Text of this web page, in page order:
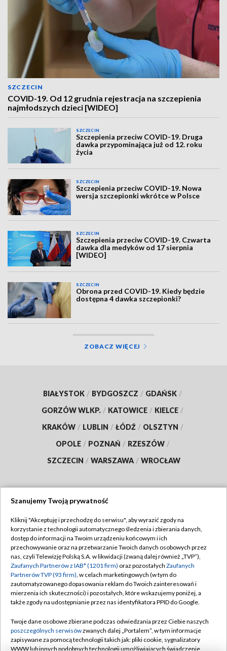
SZCZECIN
COVID-19. Od 12 grudnia rejestracja na szczepienia
najmłodszych dzieci [WIDEO]
SZCZECIN
Szczepienia przeciw COVID-19. Druga
dawka przypominająca już od 12. roku
życia
SZCZECIN
Szczepienia przeciw COVID-19. Nowa
wersja szczepionki wkrótce w Polsce
SZCZECIN
Szczepienia przeciw COVID-19. Czwarta
dawka dla medyków od 17 sierpnia
[WIDEO]
SZCZECIN
Obrona przed COVID-19. Kiedy będzie
dostępna 4 dawka szczepionki?
ZOBACZ WIĘCEJ
BIAŁYSTOK / BYDGOSZCZ / GDAŃSK /
GORZÓW WLKP. / KATOWICE / KIELCE /
KRAKÓW / LUBLIN / ŁÓDŹ / OLSZTYN /
OPOLE / POZNAŃ / RZESZÓW /
SZCZECIN / WARSZAWA / WROCŁAW
TVP
Abonament TVP
Emisja w TVP
Centrum informacji TVP
Naziemna Telewizja Cyfrowa
Rada Programowa
System NOS
Regulamin TVP
Polityka prywatności
Moje zgody
Pomoc
Kontakt
Szanujemy Twoją prywatność
Kliknij "Akceptuję i przechodzę do serwisu", aby wyrazić zgody na
korzystanie z technologii automatycznego śledzenia i zbierania danych,
dostęp do informacji na Twoim urządzeniu końcowym i ich
przechowywanie oraz na przetwarzanie Twoich danych osobowych przez
nas, czyli Telewizję Polską S.A. w likwidacji (zwaną dalej również „TVP”),
Zaufanych Partnerów z IAB* (1201 firm) oraz pozostałych Zaufanych
Partnerów TVP (93 firm), w celach marketingowych (w tym do
zautomatyzowanego dopasowania reklam do Twoich zainteresowań i
mierzenia ich skuteczności) i pozostałych, które wskazujemy poniżej, a
także zgody na udostępnianie przez nas identyfikatora PPID do Google.
Twoje dane osobowe zbierane podczas odwiedzania przez Ciebie naszych
poszczególnych serwisówzwanych dalej „Portalem”, w tym informacje
zapisywane za pomocą technologii takich jak: pliki cookie, sygnalizatory
WWW lub innych podobnych technologii umożliwiających świadczenie